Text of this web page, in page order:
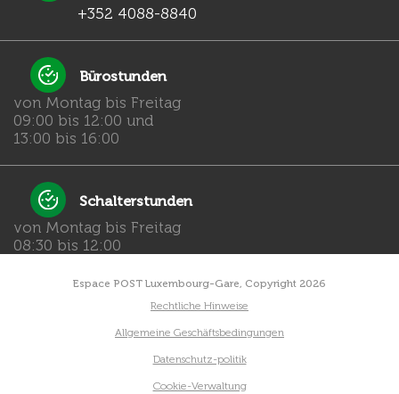
+352 4088-8840
Bürostunden
von Montag bis Freitag
09:00 bis 12:00 und
13:00 bis 16:00
Schalterstunden
von Montag bis Freitag
08:30 bis 12:00